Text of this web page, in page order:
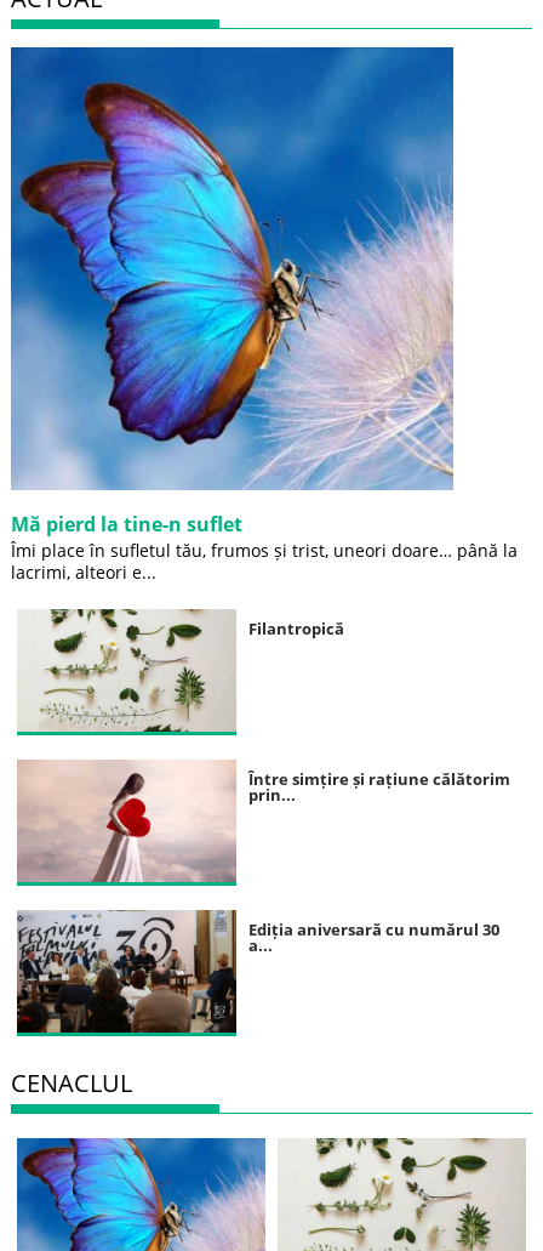
Mă pierd la tine-n suflet
Îmi place în sufletul tău, frumos și trist, uneori doare… până la
lacrimi, alteori e...
Filantropică
Între simțire și rațiune călătorim
prin...
Ediția aniversară cu numărul 30
a...
CENACLUL